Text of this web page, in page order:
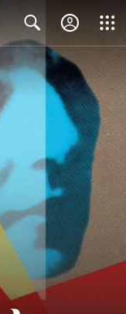
Search